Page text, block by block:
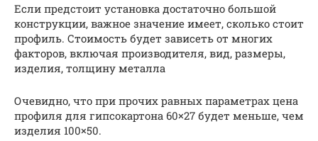
Если предстоит установка достаточно большой
конструкции, важное значение имеет, сколько стоит
профиль. Стоимость будет зависеть от многих
факторов, включая производителя, вид, размеры,
изделия, толщину металла
Очевидно, что при прочих равных параметрах цена
профиля для гипсокартона 60×27 будет меньше, чем
изделия 100×50.